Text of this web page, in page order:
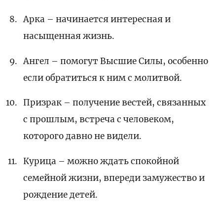
Арка – начинается интересная и
насыщенная жизнь.
Ангел – помогут Высшие Силы, особенно
если обратиться к ним с молитвой.
Призрак – получение вестей, связанных
с прошлым, встреча с человеком,
которого давно не видели.
Курица – можно ждать спокойной
семейной жизни, впереди замужество и
рождение детей.